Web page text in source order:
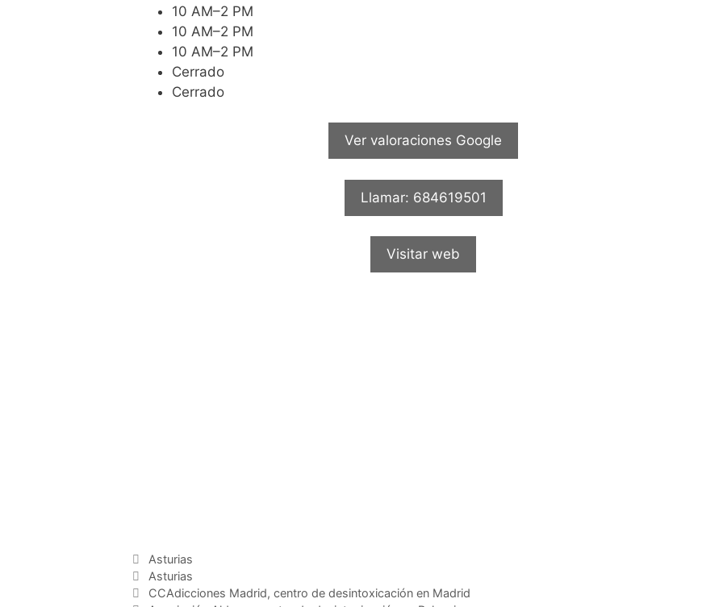
10 AM–2 PM
10 AM–2 PM
10 AM–2 PM
Cerrado
Cerrado
Ver valoraciones Google
Llamar: 684619501
Visitar web
Categorías
Asturias
Etiquetas
Asturias
CCAdicciones Madrid, centro de desintoxicación en Madrid